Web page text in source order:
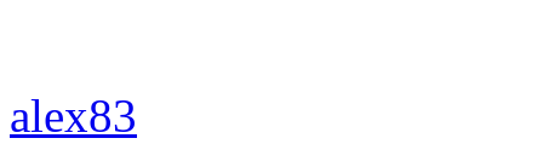
alex83